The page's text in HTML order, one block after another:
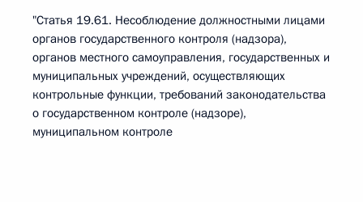
"Статья 19.61. Несоблюдение должностными лицами
органов государственного контроля (надзора),
органов местного самоуправления, государственных и
муниципальных учреждений, осуществляющих
контрольные функции, требований законодательства
о государственном контроле (надзоре),
муниципальном контроле